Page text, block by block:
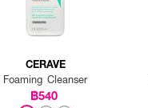
CERAVE
Foaming Cleanser
฿540